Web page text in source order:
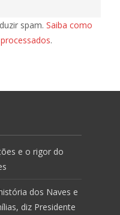
spam. Saiba como
.
e o rigor do
dos Naves e
diz Presidente